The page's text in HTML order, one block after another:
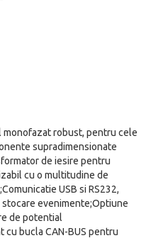
monofazat robust, pentru cele
supradimensionate
de iesire pentru
cu o multitudine de
USB si RS232,
stocare evenimente;Optiune
de potential
cu bucla CAN-BUS pentru